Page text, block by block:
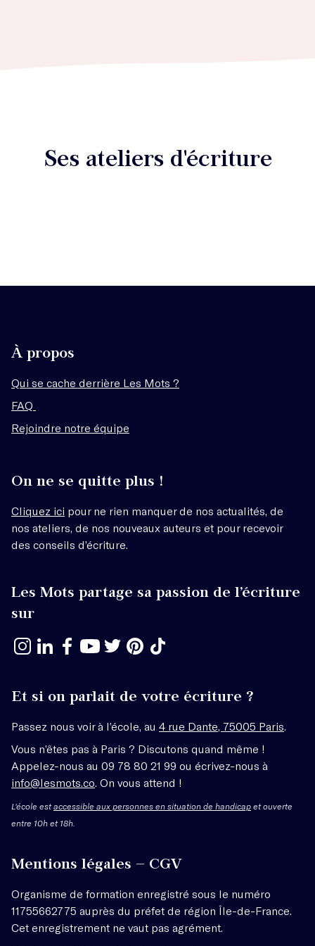
Ses ateliers d'écriture
À propos
Qui se cache derrière Les Mots ?
FAQ
Rejoindre notre équipe
On ne se quitte plus !
Cliquez ici pour ne rien manquer de nos actualités, de
nos ateliers, de nos nouveaux auteurs et pour recevoir
des conseils d’écriture.
Les Mots partage sa passion de l’écriture
sur
Et si on parlait de votre écriture ?
Passez nous voir à l’école, au 4 rue Dante, 75005 Paris.
Vous n’êtes pas à Paris ? Discutons quand même !
Appelez-nous au 09 78 80 21 99 ou écrivez-nous à
info@lesmots.co. On vous attend !
L'école estaccessible aux personnes en situation de handicap et ouverte
entre 10h et 18h.
Mentions légales – CGV
Organisme de formation enregistré sous le numéro
11755662775 auprès du préfet de région Île-de-France.
Cet enregistrement ne vaut pas agrément.